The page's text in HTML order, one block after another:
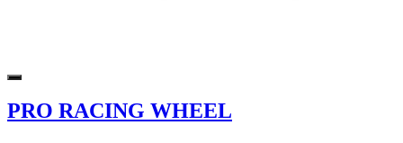
PRO RACING WHEEL